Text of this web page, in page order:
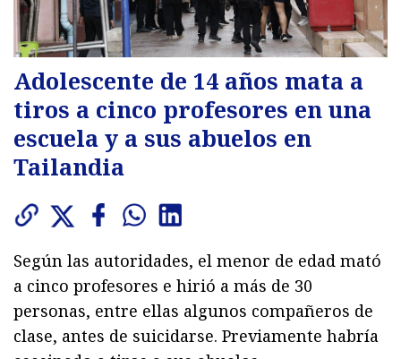
Adolescente de 14 años mata a
tiros a cinco profesores en una
escuela y a sus abuelos en
Tailandia
Según las autoridades, el menor de edad mató
a cinco profesores e hirió a más de 30
personas, entre ellas algunos compañeros de
clase, antes de suicidarse. Previamente habría